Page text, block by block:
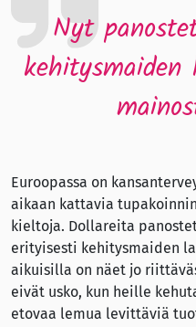
Nyt
Euroopassa on
aikaan kattavia
kieltoja. Dollareita
erityisesti kehitysmaiden
aikuisilla on näet jo
eivät usko, kun heille
etovaa lemua levittäviä